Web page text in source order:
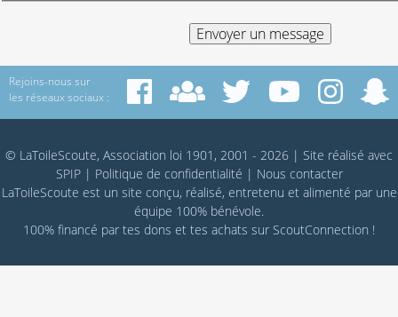
Rejoins-nous sur
les réseaux sociaux :
© LaToileScoute, Association loi 1901, 2001 - 2026 | Site réalisé avec
SPIP| Politique de confidentialité | Nous contacter
LaToileScoute est un site conçu, réalisé, entretenu et alimenté par une
équipe 100% bénévole.
100% financé par tes dons et tes achats sur ScoutConnection !